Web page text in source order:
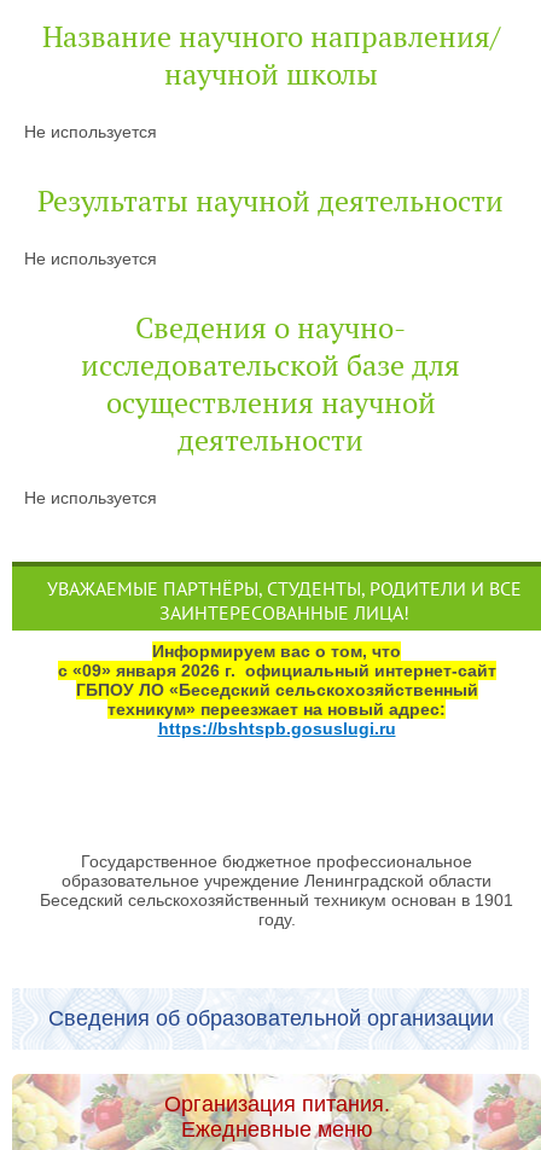
Название научного направления/
научной школы
Не используется
Результаты научной деятельности
Не используется
Сведения о научно-
исследовательской базе для
осуществления научной
деятельности
Не используется
УВАЖАЕМЫЕ ПАРТНЁРЫ, СТУДЕНТЫ, РОДИТЕЛИ И ВСЕ
ЗАИНТЕРЕСОВАННЫЕ ЛИЦА!
Информируем вас о том, что
с «09» января 2026 г. официальный интернет‑сайт
ГБПОУ ЛО «Беседский сельскохозяйственный
техникум» переезжает на новый адрес:
https://bshtspb.gosuslugi.ru
Государственное бюджетное профессиональное
образовательное учреждение Ленинградской области
Беседский сельскохозяйственный техникум основан в 1901
году.
Сведения об образовательной организации
Организация питания.
Ежедневные меню